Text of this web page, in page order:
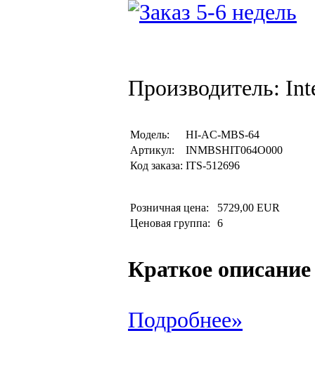
Производитель:
Модель:
HI-AC-MBS-64
Артикул:
INMBSHIT064O000
Код заказа: ITS-512696
Розничная цена:
5729,00 EUR
Ценовая группа:
6
Краткое описание
Подробнее»